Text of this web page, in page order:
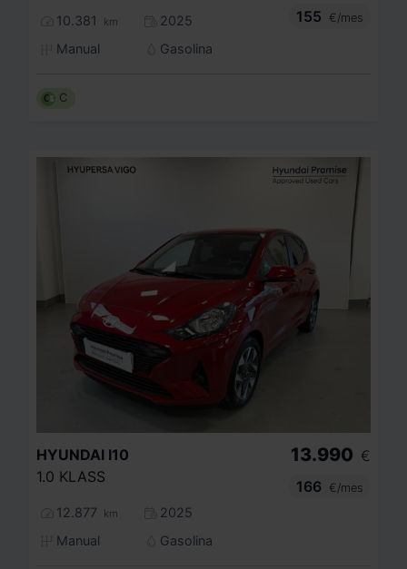
10.381 km
2025
Manual
Gasolina
155 €/mes
C
HYUNDAI I10
1.0 KLASS
12.877 km
2025
Manual
Gasolina
13.990 €
166
€/mes